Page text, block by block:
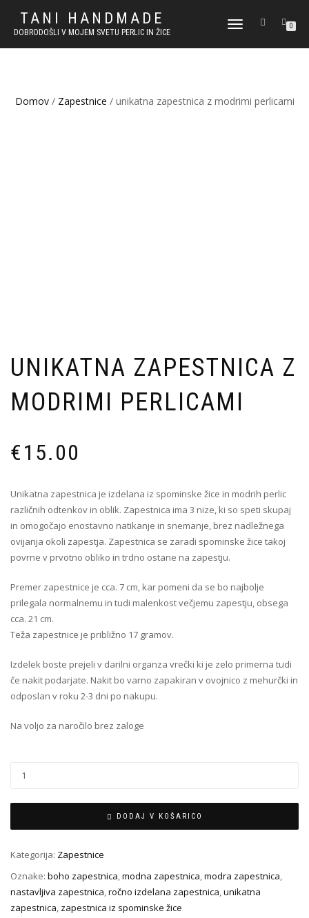
TANI HANDMADE
DOBRODOŠLI V MOJEM SVETU PERLIC IN ŽICE
VKLOPI/IZKLOPI
0
Domov/ Zapestnice / unikatna zapestnica z modrimi perlicami
UNIKATNA ZAPESTNICA Z
MODRIMI PERLICAMI
€15.00
Unikatna zapestnica je izdelana iz spominske žice in modrih perlic
različnih odtenkov in oblik. Zapestnica ima 3 nize, ki so speti skupaj
in omogočajo enostavno natikanje in snemanje, brez nadležnega
ovijanja okoli zapestja. Zapestnica se zaradi spominske žice takoj
povrne v prvotno obliko in trdno ostane na zapestju.
Premer zapestnice je cca. 7 cm, kar pomeni da se bo najbolje
prilegala normalnemu in tudi malenkost večjemu zapestju, obsega
cca. 21 cm.
Teža zapestnice je približno 17 gramov.
Izdelek boste prejeli v darilni organza vrečki ki je zelo primerna tudi
če nakit podarjate. Nakit bo varno zapakiran v ovojnico z mehurčki in
odposlan v roku 2-3 dni po nakupu.
Na voljo za naročilo brez zaloge
DODAJ V KOŠARICO
Kategorija: Zapestnice
Oznake: boho zapestnica,modna zapestnica,modra zapestnica,
nastavljiva zapestnica,ročno izdelana zapestnica,unikatna
zapestnica, zapestnica iz spominske žice